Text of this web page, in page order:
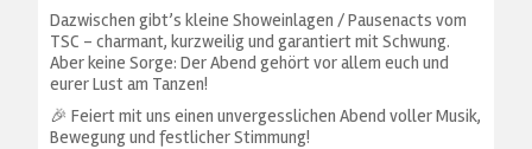
Dazwischen gibt’s kleine Showeinlagen / Pausenacts vom
TSC – charmant, kurzweilig und garantiert mit Schwung.
Aber keine Sorge: Der Abend gehört vor allem euch und
eurer Lust am Tanzen!
🎉 Feiert mit uns einen unvergesslichen Abend voller Musik,
Bewegung und festlicher Stimmung!